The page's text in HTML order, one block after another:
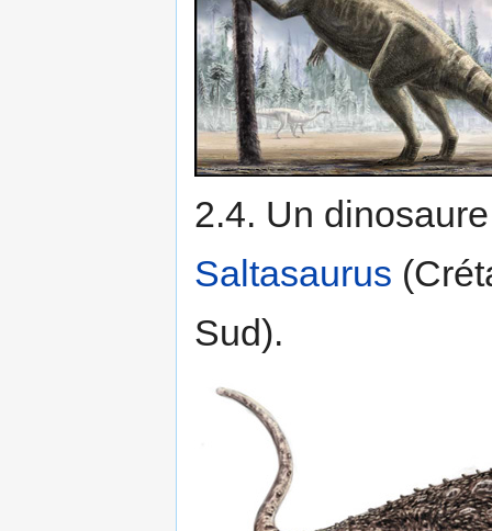
2.4. Un
Saltasaurus
Sud).